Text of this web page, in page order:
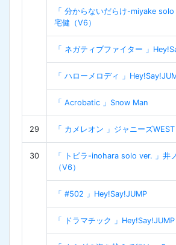
「 分からないだらけ-miyake
宅健（V6）
「 ネガティブファイター 」
「 ハローメロディ 」
「 Acrobatic 」Snow Man
29 「 カメレオン 」ジャニーズWEST
30
「 トビラ-inohara solo ver. 」井
（V6）
「 #502 」Hey!Say!JUMP
「 ドラマチック 」Hey!Say!JUMP